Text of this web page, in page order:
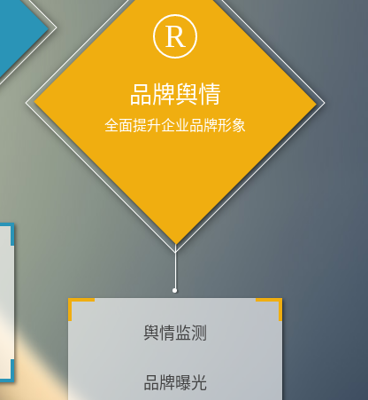
R
品牌舆情
全面提升企业品牌形象
舆情监测
品牌曝光